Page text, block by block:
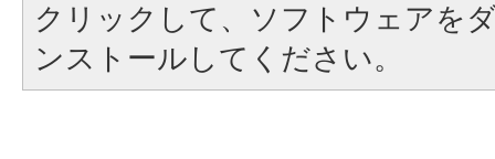
クリックして、ソフトウェアを
ンストールしてください。